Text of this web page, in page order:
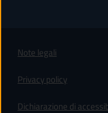
Note legali
Privacy policy
Dichiarazione di